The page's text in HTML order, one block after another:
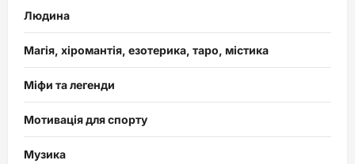
Людина
Магія, хіромантія, езотерика, таро, містика
Міфи та легенди
Мотивація для спорту
Музика